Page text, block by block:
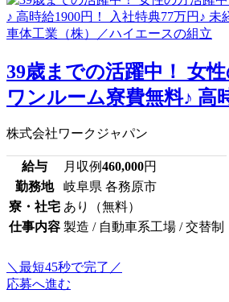
39歳までの活躍中！ 女
ワンルーム寮費無料♪ 高
株式会社ワークジャパン
給与 月収例460,000円
勤務地
岐阜県 各務原市
寮・社宅 あり（無料）
仕事内容 製造 / 自動車系工場 / 交替制
＼最短45秒で完了／
応募へ進む